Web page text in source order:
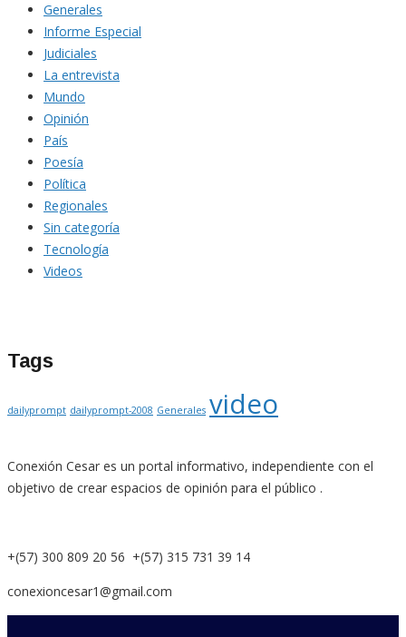
Generales
Informe Especial
Judiciales
La entrevista
Mundo
Opinión
País
Poesía
Política
Regionales
Sin categoría
Tecnología
Videos
Tags
dailyprompt dailyprompt-2008 Generales video
Conexión Cesar es un portal informativo, independiente con el
objetivo de crear espacios de opinión para el público .
+(57) 300 809 20 56 +(57) 315 731 39 14
conexioncesar1@gmail.com